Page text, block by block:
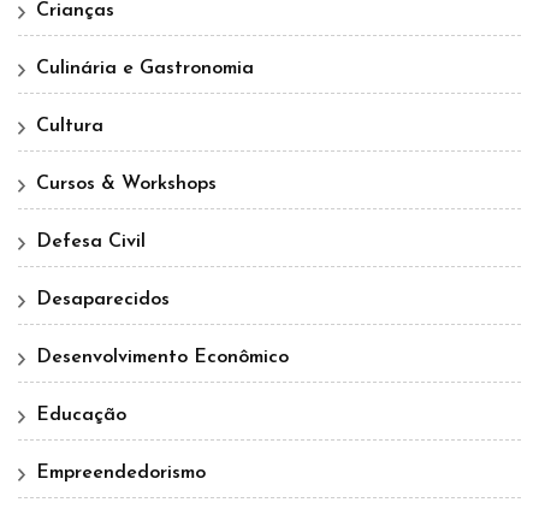
Crianças
Culinária e Gastronomia
Cultura
Cursos & Workshops
Defesa Civil
Desaparecidos
Desenvolvimento Econômico
Educação
Empreendedorismo